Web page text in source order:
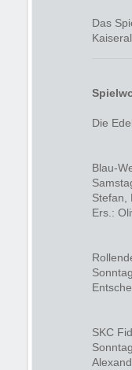
Das
Die
Blau-
Stefan,
Ers.:
SKC